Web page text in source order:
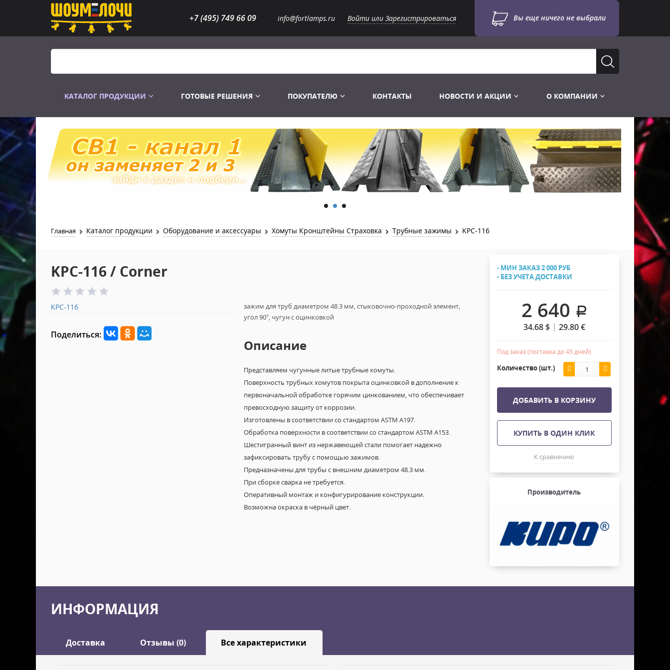
+7 (495) 749 66 09 info@fortlamps.ru Войти или Зарегистрироваться Вы еще ничего не выбрали
КАТАЛОГ ПРОДУКЦИИ
Распродажа
Лампы Винтаж Ретро Декор
Лампы галогенные 6-120 V
Лампы студийные 110-240 V
Лампы-фары PAR
Лампы для бассейна
Лампы газоразрядные
Лампы UV TUV HNS
Лампы видеопроекторные
Пускорегулирующая аппаратура
Распродажа
Перчатки
Сумки и подсумки
Инструменты
Готовые комплекты
Конструктор МИКРОСЦЕНА
Распродажа
Световое оборудование
Аксессуары для света
Лебёдки и Аксессуары
Фермы Штативы Стойки
Хомуты Кронштейны Страховка
Защитные чехлы и Кейсы
Распродажа
2х канальные модули
6и канальные модули
Лежачий полицейский ИДН
ГОТОВЫЕ РЕШЕНИЯ ПОКУПАТЕЛЮ КОНТАКТЫ НОВОСТИ И АКЦИИ О КОМПАНИИ
Главная Каталог продукции Оборудование и аксессуары Хомуты Кронштейны Страховка Трубные зажимы KPC-116
KPC-116 / Corner
KPC-116
Поделиться:
зажим для труб диаметром 48.3 мм, стыковочно-проходной элемент,
угол 90°, чугун с оцинковкой
Описание
Представляем чугунные литые трубные хомуты.
Поверхность трубных хомутов покрыта оцинковкой в дополнение к
первоначальной обработке горячим цинкованием, что обеспечивает
превосходную защиту от коррозии.
Изготовлены в соответствии со стандартом ASTM A197.
Обработка поверхности в соответствии со стандартом ASTM A153.
Шестигранный винт из нержавеющей стали помогает надежно
зафиксировать трубу с помощью зажимов.
Предназначены для трубы с внешним диаметром 48.3 мм.
При сборке сварка не требуется.
Оперативный монтаж и конфигурирование конструкции.
Возможна окраска в чёрный цвет.
- МИН ЗАКАЗ 2 000 РУБ
- БЕЗ УЧЕТА ДОСТАВКИ
2 640 .
34.68$ 29.80€
Под заказ (поставка до 45 дней)
Количество (шт.)
ДОБАВИТЬ В КОРЗИНУ
КУПИТЬ В ОДИН КЛИК
К сравнению
Производитель
ИНФОРМАЦИЯ
Доставка Отзывы (0) Все характеристики